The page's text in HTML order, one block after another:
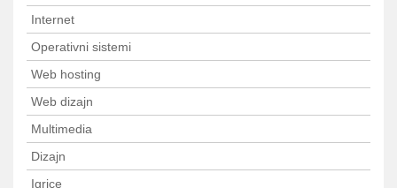
Internet
Operativni sistemi
Web hosting
Web dizajn
Multimedia
Dizajn
Igrice